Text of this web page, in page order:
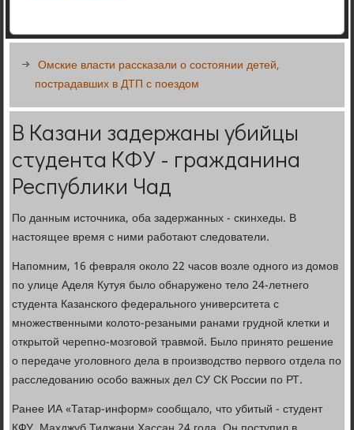
Омские власти рассказали о состоянии детей,
пострадавших в ДТП с поездом
В Казани задержаны убийцы
студента КФУ - гражданина
Республики Чад
По данным источника, оба задержанных - скинхеды. В
настоящее время с ними работают следователи.
Напомним, 16 февраля около 22 часов возле одного из домов
по улице Аделя Кутуя было обнаружено тело 24-летнего
студента Казанского федерального университета с
множественными колото-резаными ранами грудной клетки и
открытой черепно-мозговой травмой. Было принято решение
о передаче уголовного дела в производство первого отдела по
расследованию особо важных дел СУ СК России по РТ.
Ранее ИА «Татар-информ» сообщало, что убитый - студент